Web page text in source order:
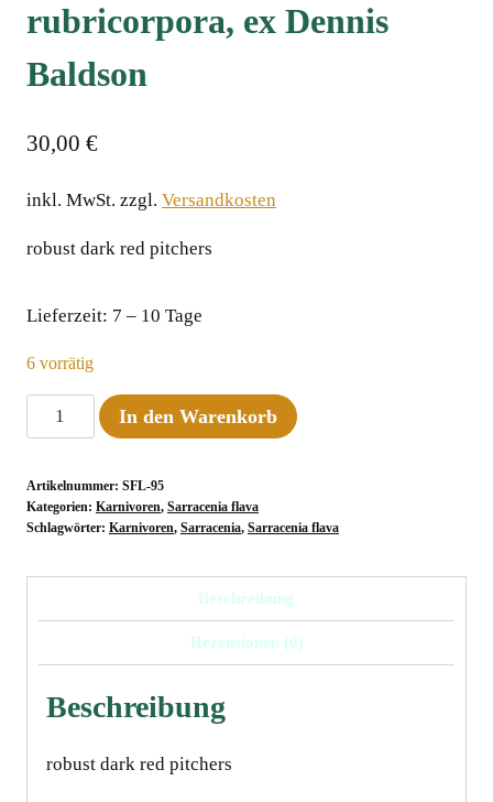
rubricorpora, ex Dennis
Baldson
30,00 €
inkl. MwSt. zzgl. Versandkosten
robust dark red pitchersﾠ
Lieferzeit: 7 – 10 Tage
6 vorrätig
Sarracenia
flava
rubricorpora,
ex
Menge
In den Warenkorb
Artikelnummer: SFL-95
Kategorien: Karnivoren, Sarracenia flava
Schlagwörter: Karnivoren, Sarracenia, Sarracenia flava
Beschreibung
Rezensionen (0)
Beschreibung
robust dark red pitchersﾠ